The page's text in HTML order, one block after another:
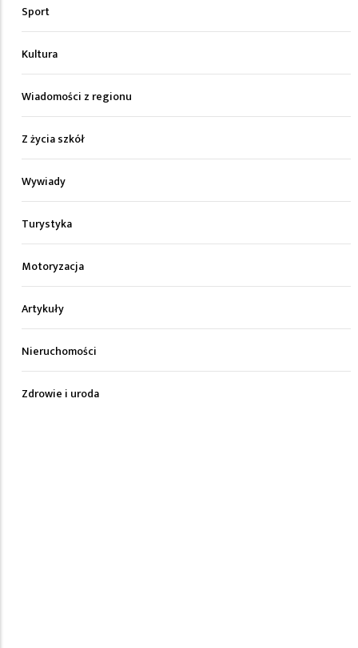
Sport
Kultura
Wiadomości z regionu
Z życia szkół
Wywiady
Turystyka
Motoryzacja
Artykuły
Nieruchomości
Zdrowie i uroda